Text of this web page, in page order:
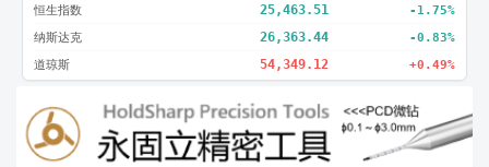
恒生指数 25,463.51 -1.75%
纳斯达克 26,363.44 -0.83%
道琼斯 54,349.12 +0.49%